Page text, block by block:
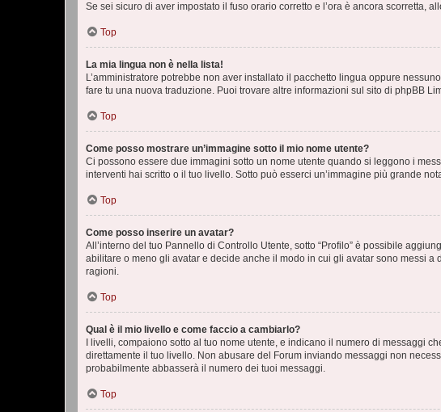
Se sei sicuro di aver impostato il fuso orario corretto e l’ora è ancora scorretta,
Top
La mia lingua non è nella lista!
L’amministratore potrebbe non aver installato il pacchetto lingua oppure
fare tu una nuova traduzione. Puoi trovare altre informazioni sul sito di phpBB
Top
Come posso mostrare un’immagine sotto il mio nome utente?
Ci possono essere due immagini sotto un nome utente quando si leggono i
interventi hai scritto o il tuo livello. Sotto può esserci un’immagine più grande
Top
Come posso inserire un avatar?
All’interno del tuo Pannello di Controllo Utente, sotto “Profilo” è possibile
abilitare o meno gli avatar e decide anche il modo in cui gli avatar sono messi
ragioni.
Top
Qual è il mio livello e come faccio a cambiarlo?
I livelli, compaiono sotto al tuo nome utente, e indicano il numero di messaggi
direttamente il tuo livello. Non abusare del Forum inviando messaggi non
probabilmente abbasserà il numero dei tuoi messaggi.
Top